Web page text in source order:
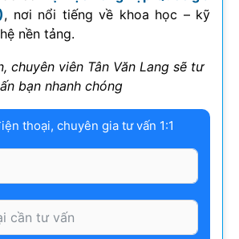
, nơi nổi tiếng về khoa học – kỹ
nền tảng.
chuyên viên Tân Văn Lang sẽ tư
bạn nhanh chóng
thoại, chuyên gia tư vấn 1:1